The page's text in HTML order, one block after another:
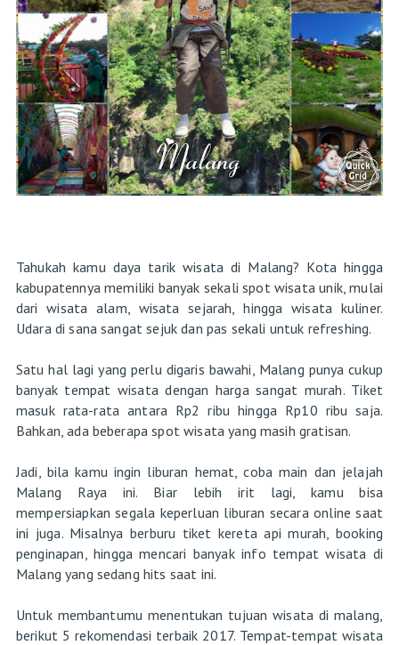
Tahukah kamu daya tarik wisata di Malang? Kota hingga
kabupatennya memiliki banyak sekali spot wisata unik, mulai
dari wisata alam, wisata sejarah, hingga wisata kuliner.
Udara di sana sangat sejuk dan pas sekali untuk refreshing.
Satu hal lagi yang perlu digaris bawahi, Malang punya cukup
banyak tempat wisata dengan harga sangat murah. Tiket
masuk rata-rata antara Rp2 ribu hingga Rp10 ribu saja.
Bahkan, ada beberapa spot wisata yang masih gratisan.
Jadi, bila kamu ingin liburan hemat, coba main dan jelajah
Malang Raya ini. Biar lebih irit lagi, kamu bisa
mempersiapkan segala keperluan liburan secara online saat
ini juga. Misalnya berburu tiket kereta api murah, booking
penginapan, hingga mencari banyak info tempat wisata di
Malang yang sedang hits saat ini.
Untuk membantumu menentukan tujuan wisata di malang,
berikut 5 rekomendasi terbaik 2017. Tempat-tempat wisata